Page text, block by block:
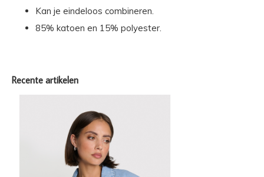
Kan je eindeloos combineren.
85% katoen en 15% polyester.
Recente artikelen